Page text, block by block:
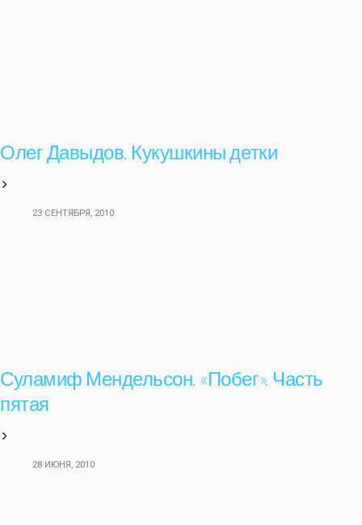
Олег Давыдов. Кукушкины детки
23 СЕНТЯБРЯ, 2010
Суламиф Мендельсон. «Побег». Часть
пятая
28 ИЮНЯ, 2010